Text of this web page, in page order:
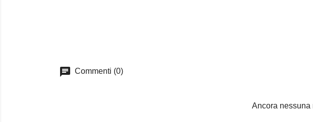
chat Commenti (0)
Ancora nessuna